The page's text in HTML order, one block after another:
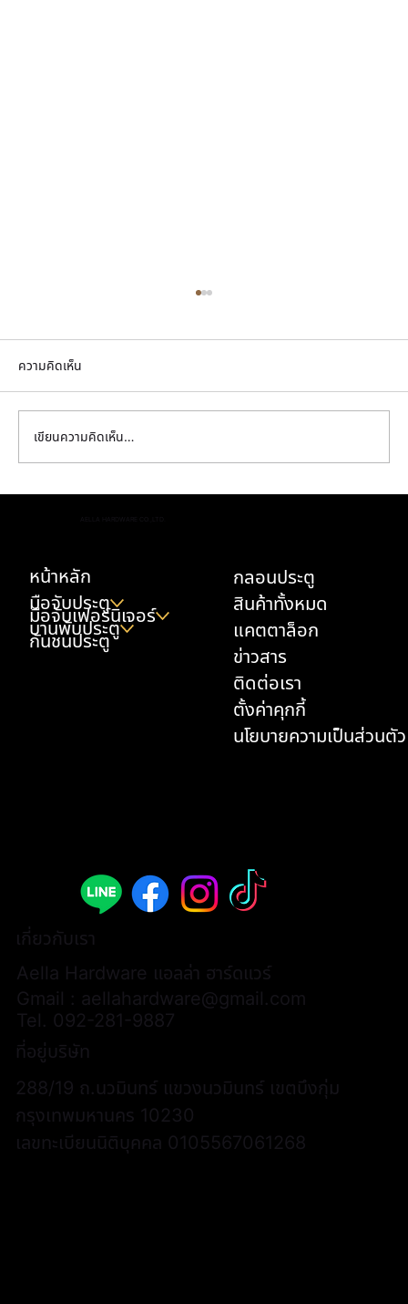
ความคิดเห็น
เขียนความคิดเห็น…
หน้าหลัก
มือจับประตู
มือจับเฟอร์นิเจอร์
บานพับประตู
กันชนประตู
กลอนประตู
สินค้าทั้งหมด
แคตตาล็อก
ข่าวสาร
ติดต่อเรา
ตั้งค่าคุกกี้
นโยบายความเป็นส่วนตัว
เกี่ยวกับเรา
Aella Hardware แอลล่า ฮาร์ดแวร์
Gmail : aellahardware@gmail.com
Tel. 092-281-9887
ที่อยู่บริษัท
288/19 ถ.นวมินทร์ แขวงนวมินทร์ เขตบึงกุ่ม
กรุงเทพมหานคร 10230
เลขทะเบียนนิติบุคคล 0105567061268